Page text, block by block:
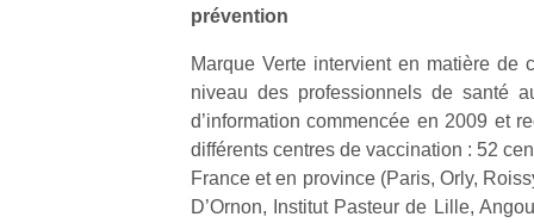
prévention
Marque Verte intervient en matière de
niveau des professionnels de santé
d’information commencée en 2009 et
différents centres de vaccination : 52
France et en province (Paris, Orly,
D’Ornon, Institut Pasteur de Lille,